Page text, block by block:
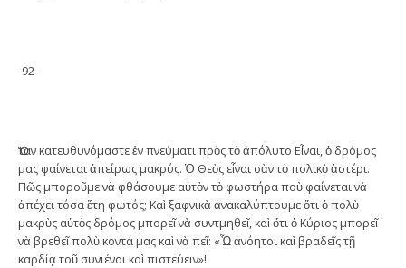
-92-
Ὅταν κατευθυνόμαστε ἐν πνεύματι πρὸς τὸ ἀπόλυτο Εἶναι, ὁ δρόμος
μας φαίνεται ἀπείρως μακρύς. Ὁ Θεὸς εἶναι σὰν τὸ πολικὸ ἀστέρι.
Πῶς μποροῦμε νὰ φθάσουμε αὐτὸν τὸ φωστήρα ποὺ φαίνεται νὰ
ἀπέχει τόσα ἔτη φωτός; Καὶ ξαφνικὰ ἀνακαλύπτουμε ὅτι ὁ πολὺ
μακρὺς αὐτὸς δρόμος μπορεῖ νὰ συντμηθεῖ, καὶ ὅτι ὁ Κύριος μπορεῖ
νὰ βρεθεῖ πολὺ κοντά μας καὶ νὰ πεῖ: «Ὦ ἀνόητοι καὶ βραδεῖς τῇ
καρδίᾳ τοῦ συνιέναι καὶ πιστεύειν»!